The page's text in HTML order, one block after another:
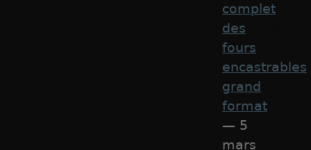
complet
des
fours
encastrables
grand
format
— 5
mars